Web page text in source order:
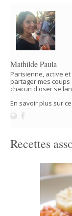
Mathilde Paula
Parisienne, active
partager mes
chacun d'oser se
En savoir plus sur
Recettes